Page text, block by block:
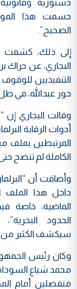
دستورية
حسمت هذا
الصحيح”.
إلى ذلك، كشفت
البجاري، عن حراك
التنفيذيين
خور عبدالله، في
وقالت البجاري إن
أدوات الرقابة
المرتبطين بملف
الكاملة لم تتضح
وأضافت أن
داخل هذا الملف
الماضية، خاصة
الحدود
سيكشف الكثير من
وكان رئيس
منفصلين أمام